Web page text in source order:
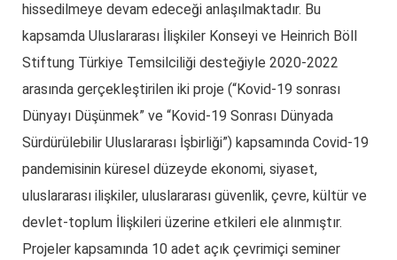
hissedilmeye devam edeceği anlaşılmaktadır. Bu
kapsamda Uluslararası İlişkiler Konseyi ve Heinrich Böll
Stiftung Türkiye Temsilciliği desteğiyle 2020-2022
arasında gerçekleştirilen iki proje (“Kovid-19 sonrası
Dünyayı Düşünmek” ve “Kovid-19 Sonrası Dünyada
Sürdürülebilir Uluslararası İşbirliği”) kapsamında Covid-19
pandemisinin küresel düzeyde ekonomi, siyaset,
uluslararası ilişkiler, uluslararası güvenlik, çevre, kültür ve
devlet-toplum İlişkileri üzerine etkileri ele alınmıştır.
Projeler kapsamında 10 adet açık çevrimiçi seminer